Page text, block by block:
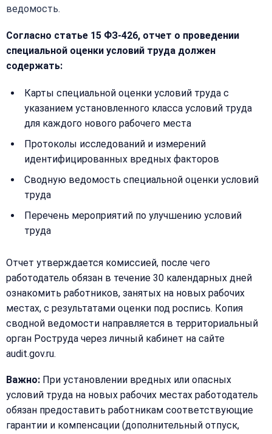
ведомость.
Согласно статье 15 ФЗ-426, отчет о проведении
специальной оценки условий труда должен
содержать:
Карты специальной оценки условий труда с
указанием установленного класса условий труда
для каждого нового рабочего места
Протоколы исследований и измерений
идентифицированных вредных факторов
Сводную ведомость специальной оценки условий
труда
Перечень мероприятий по улучшению условий
труда
Отчет утверждается комиссией, после чего
работодатель обязан в течение 30 календарных дней
ознакомить работников, занятых на новых рабочих
местах, с результатами оценки под роспись. Копия
сводной ведомости направляется в территориальный
орган Роструда через личный кабинет на сайте
audit.gov.ru.
Важно: При установлении вредных или опасных
условий труда на новых рабочих местах работодатель
обязан предоставить работникам соответствующие
гарантии и компенсации (дополнительный отпуск,
22-